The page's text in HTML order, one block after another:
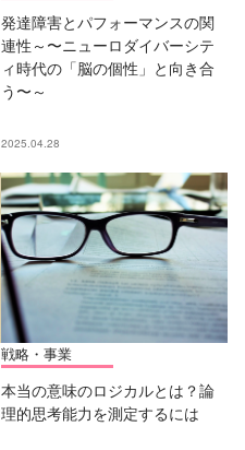
発達障害とパフォーマンスの関
連性～〜ニューロダイバーシテ
ィ時代の「脳の個性」と向き合
う〜～
2025.04.28
戦略・事業
本当の意味のロジカルとは？論
理的思考能力を測定するには